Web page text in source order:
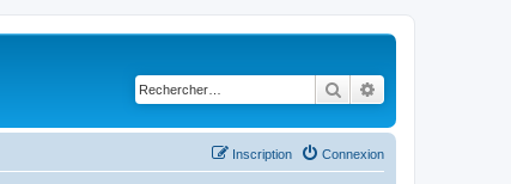
Rechercher
Connexion
Inscription